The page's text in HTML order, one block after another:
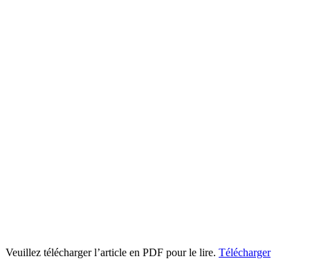
Veuillez télécharger l’article en PDF pour le lire. Télécharger